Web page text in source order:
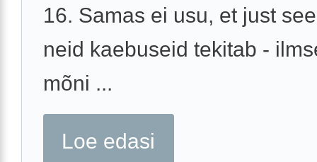
16. Samas ei usu, et just
neid kaebuseid tekitab -
mõni ...
Loe edasi